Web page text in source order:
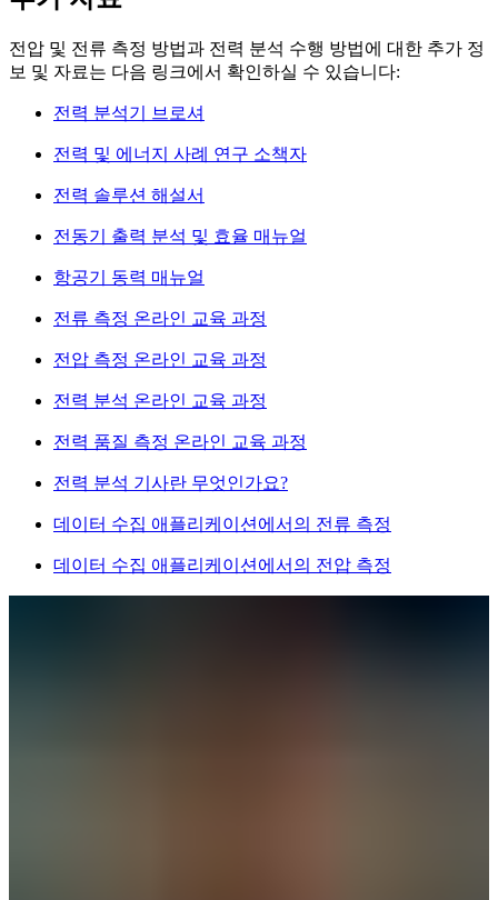
전압 및 전류 측정 방법과 전력 분석 수행 방법에 대한 추가 정
보 및 자료는 다음 링크에서 확인하실 수 있습니다:
전력 분석기 브로셔
전력 및 에너지 사례 연구 소책자
전력 솔루션 해설서
전동기 출력 분석 및 효율 매뉴얼
항공기 동력 매뉴얼
전류 측정 온라인 교육 과정
전압 측정 온라인 교육 과정
전력 분석 온라인 교육 과정
전력 품질 측정 온라인 교육 과정​​​​​​​
전력 분석 기사란 무엇인가요?
데이터 수집 애플리케이션에서의 전류 측정
데이터 수집 애플리케이션에서의 전압 측정